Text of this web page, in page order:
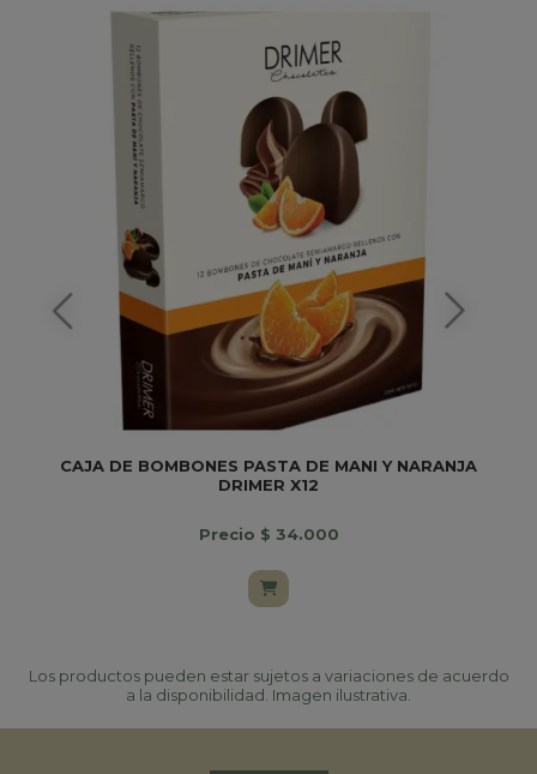
CAJA DE BOMBONES PASTA DE MANI Y NARANJA
DRIMER X12
Precio $ 34.000
Los productos pueden estar sujetos a variaciones de acuerdo
a la disponibilidad. Imagen ilustrativa.